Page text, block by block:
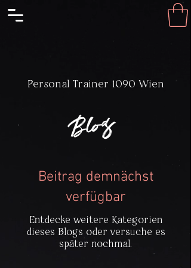
Personal Trainer 1090 Wien
Blog
Beitrag demnächst
verfügbar
Entdecke weitere Kategorien
dieses Blogs oder versuche es
später nochmal.